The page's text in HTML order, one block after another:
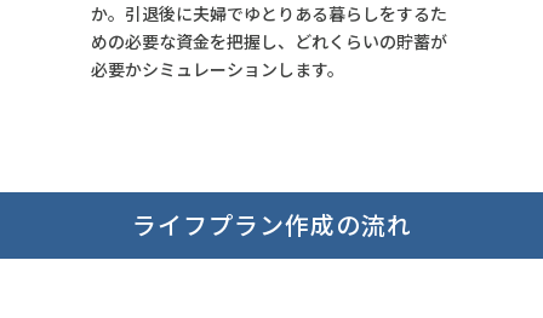
か。引退後に夫婦でゆとりある暮らしをするた
めの必要な資金を把握し、どれくらいの貯蓄が
必要かシミュレーションします。
ライフプラン作成の流れ